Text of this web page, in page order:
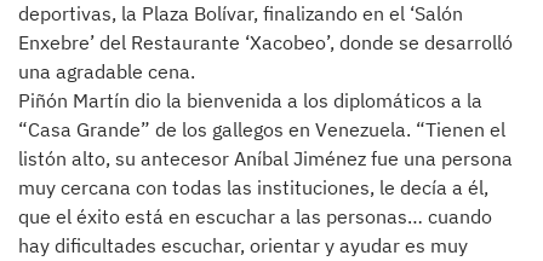
deportivas, la Plaza Bolívar, finalizando en el ‘Salón
Enxebre’ del Restaurante ‘Xacobeo’, donde se desarrolló
una agradable cena.
Piñón Martín dio la bienvenida a los diplomáticos a la
“Casa Grande” de los gallegos en Venezuela. “Tienen el
listón alto, su antecesor Aníbal Jiménez fue una persona
muy cercana con todas las instituciones, le decía a él,
que el éxito está en escuchar a las personas… cuando
hay dificultades escuchar, orientar y ayudar es muy